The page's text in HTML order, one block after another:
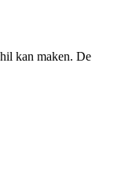
kan maken. De